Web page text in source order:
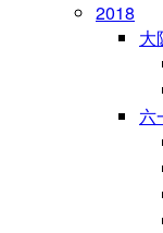
2018
大
六